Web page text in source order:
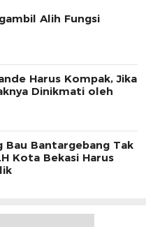
Alih Fungsi
Harus Kompak, Jika
Dinikmati oleh
Bau Bantargebang Tak
Kota Bekasi Harus